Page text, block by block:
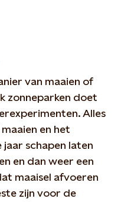
van maaien of
zonneparken doet
Alles
en het
jaar schapen laten
en dan weer een
maaisel afvoeren
zijn voor de